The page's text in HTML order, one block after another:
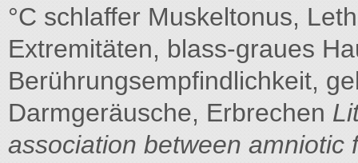
°C schlaffer Muskeltonus,
Extremitäten, blass-graues
Berührungsempfindlichkeit,
Darmgeräusche, Erbrechen
association between